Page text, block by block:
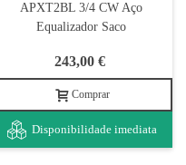
APXT2BL 3/4 CW Aço
Equalizador Saco
243,00 €
Comprar
Disponibilidade imediata